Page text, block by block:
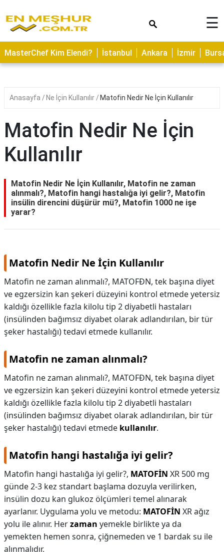
ASTROLOJİ
SAĞLIK
YERLER
BAKIMI
KAMP
ALANLARI
İLETİŞİM
☰
MasterChef Kim Elendi? İstanbul Ankara İzmir
Anasayfa Ne İçin Kullanılır Matofin Nedir Ne İçin Kullanılır
Matofin Nedir Ne İçin
Kullanılır
Matofin Nedir Ne İçin Kullanılır, Matofin ne zaman
alınmalı?, Matofin hangi hastalığa iyi gelir?, Matofin
insülin direncini düşürür mü?, Matofin 1000 ne işe
yarar?
Matofin Nedir Ne İçin Kullanılır
Matofin ne zaman alınmalı?, MATOFĐN, tek başına diyet
ve egzersizin kan şekeri düzeyini kontrol etmede yetersiz
kaldığı özellikle fazla kilolu tip 2 diyabetli hastaları
(insülinden bağımsız diyabet olarak adlandırılan, bir tür
şeker hastalığı) tedavi etmede kullanılır.
Matofin ne zaman alınmalı?
Matofin ne zaman alınmalı?, MATOFĐN, tek başına diyet
ve egzersizin kan şekeri düzeyini kontrol etmede yetersiz
kaldığı özellikle fazla kilolu tip 2 diyabetli hastaları
(insülinden bağımsız diyabet olarak adlandırılan, bir tür
şeker hastalığı) tedavi etmede kullanılır.
Matofin hangi hastalığa iyi gelir?
Matofin hangi hastalığa iyi gelir?, MATOFİN XR 500 mg
günde 2-3 kez standart başlama dozuyla verilirken,
insülin dozu kan glukoz ölçümleri temel alınarak
ayarlanır. Uygulama yolu ve metodu: MATOFİN XR ağız
yolu ile alınır. Herzaman yemekle birlikte ya da
yemekten hemen sonra, çiğnemeden ve 1 bardak su ile
alınmalıdır.